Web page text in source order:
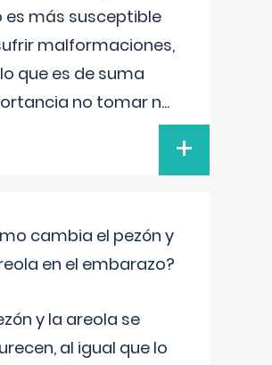
es más susceptible
malformaciones,
que es de suma
no tomar n...
+
cambia el pezón y
en el embarazo?
y la areola se
al igual que lo